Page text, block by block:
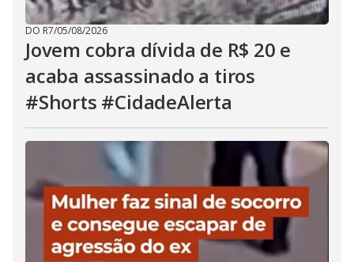
DO R7/05/08/2026
Jovem cobra dívida de R$ 20 e
acaba assassinado a tiros
#Shorts #CidadeAlerta